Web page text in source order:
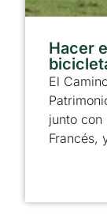
Hacer
El
junto con
Francés,